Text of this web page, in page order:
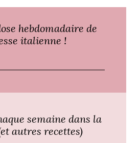
hebdomadaire de
italienne !
semaine dans la
autres recettes)